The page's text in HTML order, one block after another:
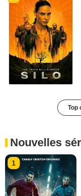
Top
Nouvelles
1